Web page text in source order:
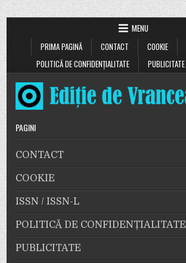
MENU
PRIMA PAGINĂ
CONTACT COOKIE
POLITICĂ DE CONFIDENȚIALITATE
PUBLICITATE
PAGINI
CONTACT
COOKIE
ISSN / ISSN-L
POLITICĂ DE CONFIDENȚIALITATE
PUBLICITATE